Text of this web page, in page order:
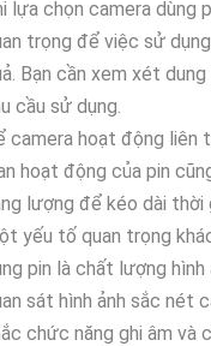
lựa chọn camera dùng
trọng để việc sử
Bạn cần xem xét
cầu sử dụng.
camera hoạt động liên
hoạt động của pin
lượng để kéo dài thời
yếu tố quan trọng
pin là chất lượng hình
sát hình ảnh sắc nét
chức năng ghi âm và